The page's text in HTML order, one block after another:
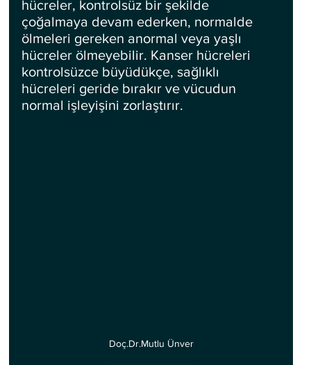
hücreler, kontrolsüz bir şekilde
çoğalmaya devam ederken, normalde
ölmeleri gereken anormal veya yaşlı
hücreler ölmeyebilir. Kanser hücreleri
kontrolsüzce büyüdükçe, sağlıklı
hücreleri geride bırakır ve vücudun
normal işleyişini zorlaştırır.
Doç.Dr.Mutlu Ünver